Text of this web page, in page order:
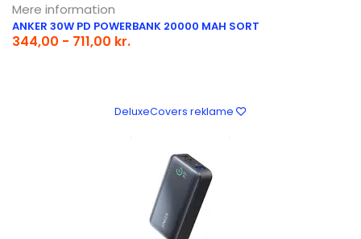
Mere information
ANKER 30W PD POWERBANK 20000 MAH SORT
344,00 - 711,00 kr.
DeluxeCovers reklame